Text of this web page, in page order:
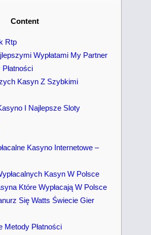
Content
Rtp
Wypłatami My Partner
Kasyn Z Szybkimi
I Najlepsze Sloty
Kasyno Internetowe –
Kasyn W Polsce
Które Wypłacają W Polsce
Się Watts Świecie Gier
Metody Płatności